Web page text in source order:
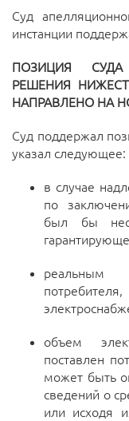
Суд
инстанции
ПОЗИЦИЯ
РЕШЕНИЯ
НАПРАВЛЕНО НА
Суд поддержал
указал следующее:
в случае
по
был бы
реальным
объем
поставлен
может быть
сведений о
или исходя